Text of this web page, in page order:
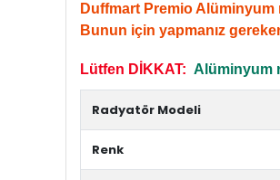
Duffmart Premio
Bunun için yapmanız
Lütfen DİKKAT: Alüminyum
Radyatör Modeli
Renk